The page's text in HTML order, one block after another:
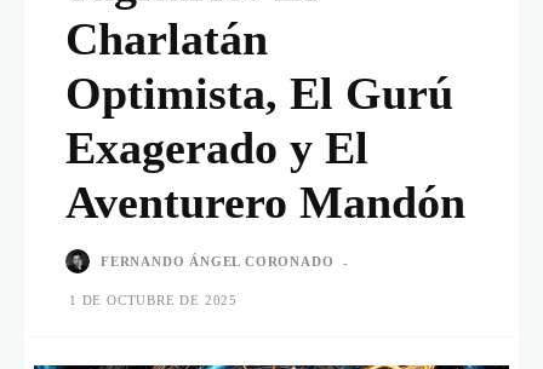
Charlatán
Optimista, El Gurú
Exagerado y El
Aventurero Mandón
FERNANDO ÁNGEL CORONADO -
1 DE OCTUBRE DE 2025